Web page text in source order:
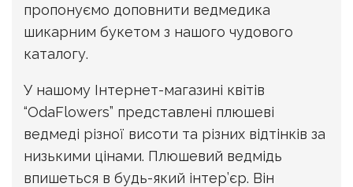
пропонуємо доповнити ведмедика
шикарним букетом з нашого чудового
каталогу.
У нашому Інтернет-магазині квітів
“OdaFlowers” представлені плюшеві
ведмеді різної висоти та різних відтінків за
низькими цінами. Плюшевий ведмідь
впишеться в будь-який інтер’єр. Він